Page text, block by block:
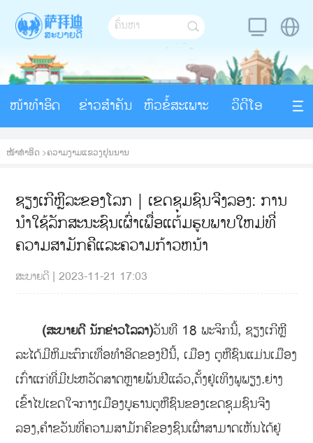
ໜ້າທຳອິດ ຂ່າວສຳຄັນ ຫົວຂໍ້ສະເພາະ ວິດີໂອ
ໜ້າທຳອິດ >ຄວາມງາມແຂວງຢຸນນານ
ຊຽງເກີຫຼີລະຂອງໂລກ｜ເຂດຊຸມຊົນຈີງລອງ: ການ
ນໍາໃຊ້ລັກສະນະຊົນເຜົ່າເພື່ອແຕ້ມຮູບພາບໃຫມ່ທີ່
ຄວາມສາມັກຄີແລະຄວາມກ້າວຫນ້າ
ສະບາຍດີ |2023-11-21 17:03
(ສະບາຍດີ ນັກຂ່າວໂລລາ)ວັນທີ 18 ພະຈິກນີ້, ຊຽງເກີຫຼີ
ລະໄດ້ມີຫິມະຕົກເທື່ອທຳອິດຂອງປີນີ້, ເມືອງ ຕູຫືຊົນແມ່ນເມືອງ
ເກົ່າແກ່ທີ່ມີປະຫວັດສາດຫຼາຍພັນປີແລ້ວ,ຕັ້ງຢູ່ເທິງພູພຽງ.ຍ່າງ
ເຂົ້າໄປເຂດໃຈກາງເມືອງບູຮານຕູຫືຊົນຂອງເຂດຊຸມຊົນຈີງ
ລອງ,ຄໍາຂວັນທີ່ຄວາມສາມັກຄີຂອງຊົນເຜົ່າສາມາດເຫັນໄດ້ຢູ່